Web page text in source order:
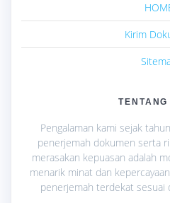
Kirim
TENTANG
Pengalaman kami sejak
penerjemah dokumen serta
merasakan kepuasan adalah
menarik minat dan
penerjemah terdekat sesuai